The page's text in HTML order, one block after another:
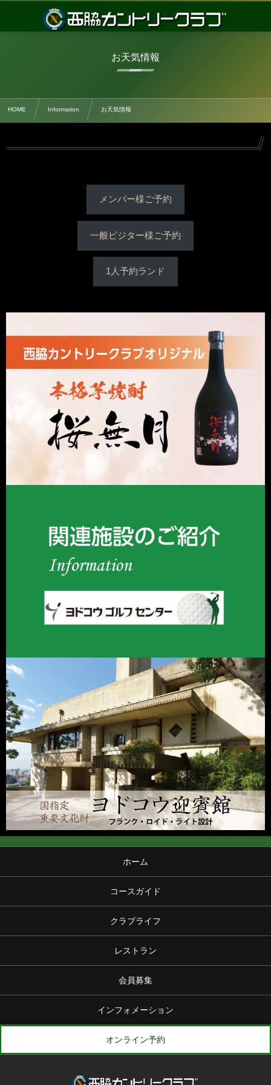
お天気情報
HOME Information お天気情報
メンバー様ご予約
一般ビジター様ご予約
1人予約ランド
ホーム
コースガイド
クラブライフ
レストラン
会員募集
インフォメーション
オンライン予約